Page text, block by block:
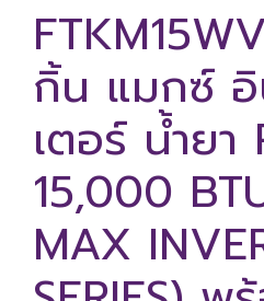
กิ้น แมกซ์ อิ
เตอร์ น้ำยา
15,000
MAX